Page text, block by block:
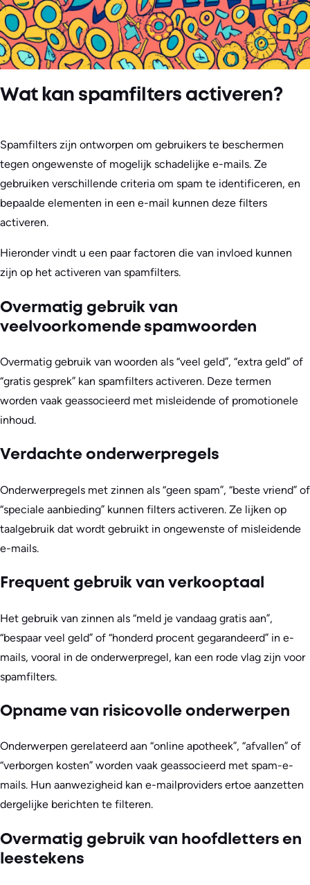
Wat kan spamfilters activeren?
Spamfilters zijn ontworpen om gebruikers te beschermen
tegen ongewenste of mogelijk schadelijke e-mails. Ze
gebruiken verschillende criteria om spam te identificeren, en
bepaalde elementen in een e-mail kunnen deze filters
activeren.
Hieronder vindt u een paar factoren die van invloed kunnen
zijn op het activeren van spamfilters.
Overmatig gebruik van
veelvoorkomende spamwoorden
Overmatig gebruik van woorden als “veel geld”, “extra geld” of
“gratis gesprek” kan spamfilters activeren. Deze termen
worden vaak geassocieerd met misleidende of promotionele
inhoud.
Verdachte onderwerpregels
Onderwerpregels met zinnen als “geen spam”, “beste vriend” of
“speciale aanbieding” kunnen filters activeren. Ze lijken op
taalgebruik dat wordt gebruikt in ongewenste of misleidende
e-mails.
Frequent gebruik van verkooptaal
Het gebruik van zinnen als “meld je vandaag gratis aan”,
“bespaar veel geld” of “honderd procent gegarandeerd” in e-
mails, vooral in de onderwerpregel, kan een rode vlag zijn voor
spamfilters.
Opname van risicovolle onderwerpen
Onderwerpen gerelateerd aan “online apotheek”, “afvallen” of
“verborgen kosten” worden vaak geassocieerd met spam-e-
mails. Hun aanwezigheid kan e-mailproviders ertoe aanzetten
dergelijke berichten te filteren.
Overmatig gebruik van hoofdletters en
leestekens